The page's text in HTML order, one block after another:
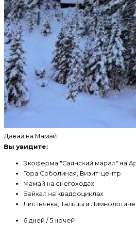
Давай на Мамай
Вы увидите:
Экоферма "Саянский марал" на
Гора Соболиная, Визит-центр
Мамай на снегоходах
Байкал на квадроциклах
Листвянка, Тальцы и
6 дней / 5 ночей